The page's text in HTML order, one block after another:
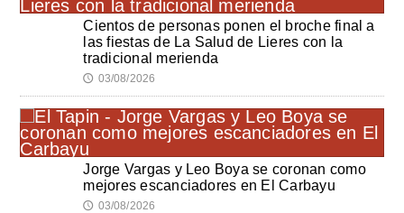
Cientos de personas ponen el broche final a
las fiestas de La Salud de Lieres con la
tradicional merienda
🕔 03/08/2026
Jorge Vargas y Leo Boya se coronan como
mejores escanciadores en El Carbayu
🕔 03/08/2026